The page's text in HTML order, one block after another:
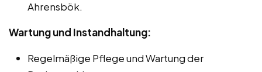
Ahrensbök.
Wartung und Instandhaltung:
Regelmäßige Pflege und Wartung der